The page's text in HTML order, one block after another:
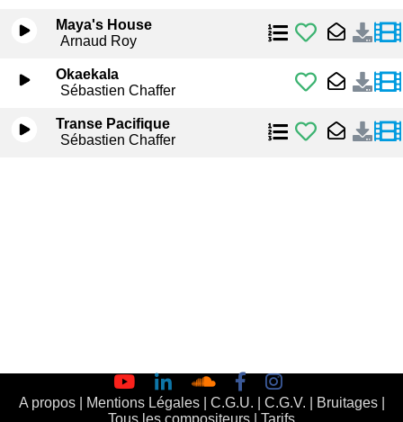
Maya's House
Arnaud Roy
Okaekala
Sébastien Chaffer
Transe Pacifique
Sébastien Chaffer
A propos| Mentions Légales| C.G.U. C.G.V. Bruitages|
Tous les compositeurs
Tarifs